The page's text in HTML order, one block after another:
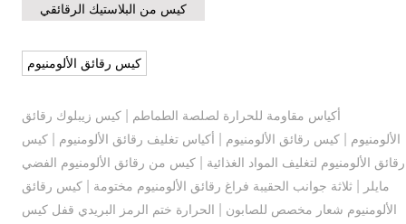
كيس من البلاستيك الرقائقي
كيس رقائق الألومنيوم
أكياس مقاومة للحرارة لصلصة الطماطم |كيس زيبلوك رقائق
الألومنيوم |كيس رقائق الألومنيوم أكياس تغليف رقائق الألومنيوم |كيس
رقائق الألومنيوم لتغليف المواد الغذائية |كيس من رقائق الألومنيوم الفضي
مايلر
|ثلاثة جوانب الحقيبة فراغ رقائق الألومنيوم مختومة |كيس رقائق
الألومنيوم شعار مخصص للصابون
الحرارة ختم الرمز البريدي قفل كيس